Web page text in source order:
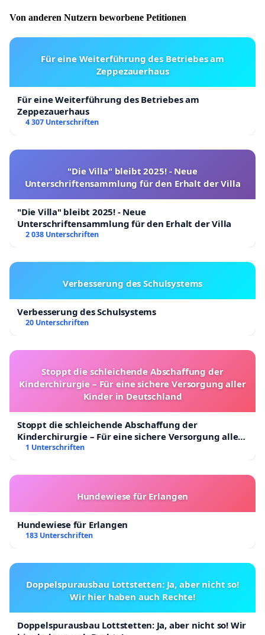
Von anderen Nutzern beworbene Petitionen
Für eine Weiterführung des Betriebes am
Zeppezauerhaus
Für eine Weiterführung des Betriebes am
Zeppezauerhaus
4 307 Unterschriften
"Die Villa" bleibt 2025! - Neue
Unterschriftensammlung für den Erhalt der Villa
"Die Villa" bleibt 2025! - Neue
Unterschriftensammlung für den Erhalt der Villa
2 038 Unterschriften
Verbesserung des Schulsystems
Verbesserung des Schulsystems
20 Unterschriften
Stoppt die schleichende Abschaffung der
Kinderchirurgie – Für eine sichere Versorgung aller
Kinder in Deutschland
Stoppt die schleichende Abschaffung der
Kinderchirurgie – Für eine sichere Versorgung aller
Kinder in Deutschland
1 Unterschriften
Hundewiese für Erlangen
Hundewiese für Erlangen
183 Unterschriften
Doppelspurausbau Lottstetten: Ja, aber nicht so!
Wir hier haben auch Rechte!
Doppelspurausbau Lottstetten: Ja, aber nicht so! Wir